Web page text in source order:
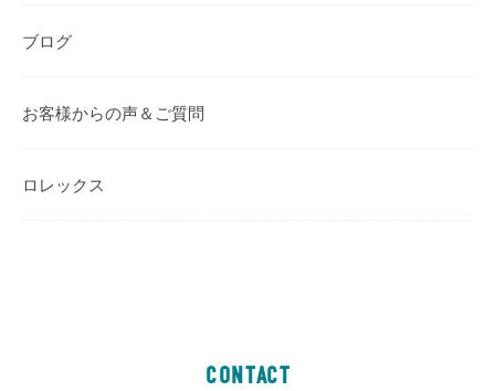
ブログ
お客様からの声＆ご質問
ロレックス
CONTACT